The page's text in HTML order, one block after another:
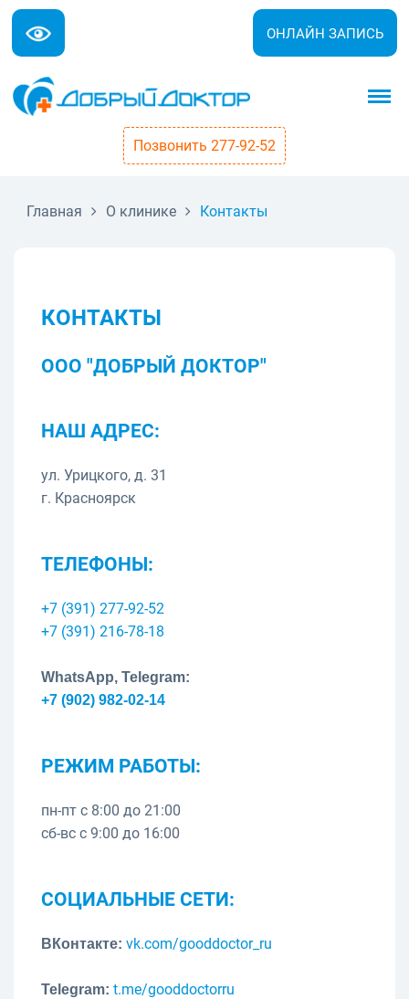
ОНЛАЙН ЗАПИСЬ
Позвонить 277-92-52
Главная О клинике Контакты
КОНТАКТЫ
ООО "ДОБРЫЙ ДОКТОР"
НАШ АДРЕС:
ул. Урицкого, д. 31
г. Красноярск
ТЕЛЕФОНЫ:
+7 (391) 277-92-52
+7 (391) 216-78-18
WhatsApp, Telegram:
+7 (902) 982-02-14
РЕЖИМ РАБОТЫ:
пн-пт с 8:00 до 21:00
сб-вс с 9:00 до 16:00
СОЦИАЛЬНЫЕ СЕТИ:
ВКонтакте: vk.com/gooddoctor_ru
Telegram: t.me/gooddoctorru